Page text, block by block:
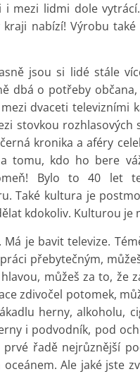
mezi lidmi dole
nabízí! Výrobu
jsou si lidé stále
dbá o potřeby
dvaceti televizními
stovkou rozhlasových
kronika a aféry
tomu, kdo ho bere
Bylo to 40 let
Také kultura je
kdokoliv. Kulturou je
je bavit televize.
přebytečným,
můžeš za to, že
zdivočel potomek,
herny, alkoholu,
i podvodník, pod
řadě nejrůznější
Ale jaké jste